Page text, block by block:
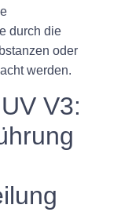
durch die
oder
werden.
V3: